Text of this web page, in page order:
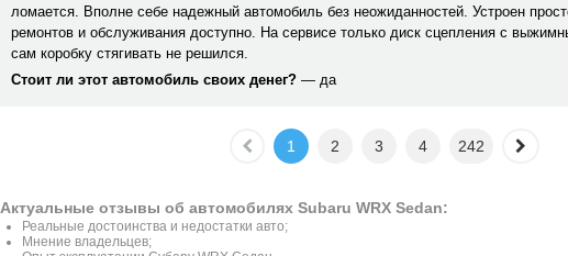
ломается. Вполне себе надежный автомобиль без неожиданностей. Устроен
ремонтов и обслуживания доступно. На сервисе только диск сцепления с
сам коробку стягивать не решился.
Стоит ли этот автомобиль своих денег? — да
1 2 3 4 242
Актуальные отзывы об автомобилях Subaru WRX Sedan:
Реальные достоинства и недостатки авто;
Мнение владельцев;